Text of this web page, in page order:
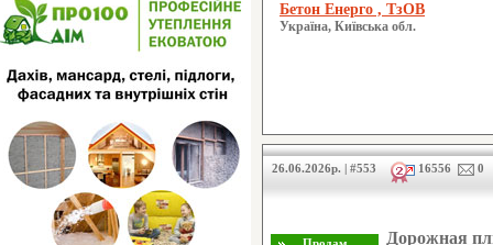
Бетон Енерго , ТзОВ
Україна, Київська обл.
26.06.2026р. | #553 16556 0
Дорожная